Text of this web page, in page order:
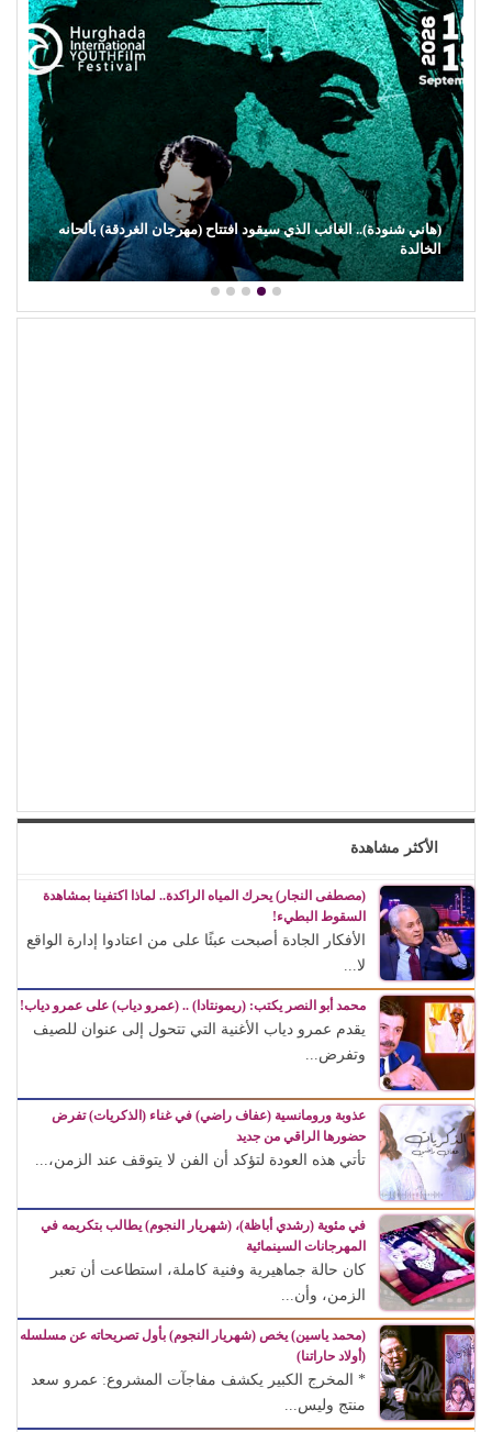
(هاني شنودة).. الغائب الذي سيقود افتتاح (مهرجان الغردقة) بألحانه
الخالدة
الأكثر مشاهدة
(مصطفى النجار) يحرك المياه الراكدة.. لماذا اكتفينا بمشاهدة
السقوط البطيء!
الأفكار الجادة أصبحت عبئًا على من اعتادوا إدارة الواقع
لا...
محمد أبو النصر يكتب: (ريمونتادا) .. (عمرو دياب) على عمرو دياب!
يقدم عمرو دياب الأغنية التي تتحول إلى عنوان للصيف
وتفرض...
عذوبة ورومانسية (عفاف راضي) في غناء (الذكريات) تفرض
حضورها الراقي من جديد
تأتي هذه العودة لتؤكد أن الفن لا يتوقف عند الزمن،...
في مئوية (رشدي أباظة)، (شهريار النجوم) يطالب بتكريمه في
المهرجانات السينمائية
كان حالة جماهيرية وفنية كاملة، استطاعت أن تعبر
الزمن، وأن...
(محمد ياسين) يخص (شهريار النجوم) بأول تصريحاته عن مسلسله
(أولاد حاراتنا)
* المخرج الكبير يكشف مفاجآت المشروع: عمرو سعد
منتج وليس...